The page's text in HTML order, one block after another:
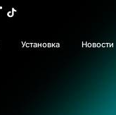
Установка Новости